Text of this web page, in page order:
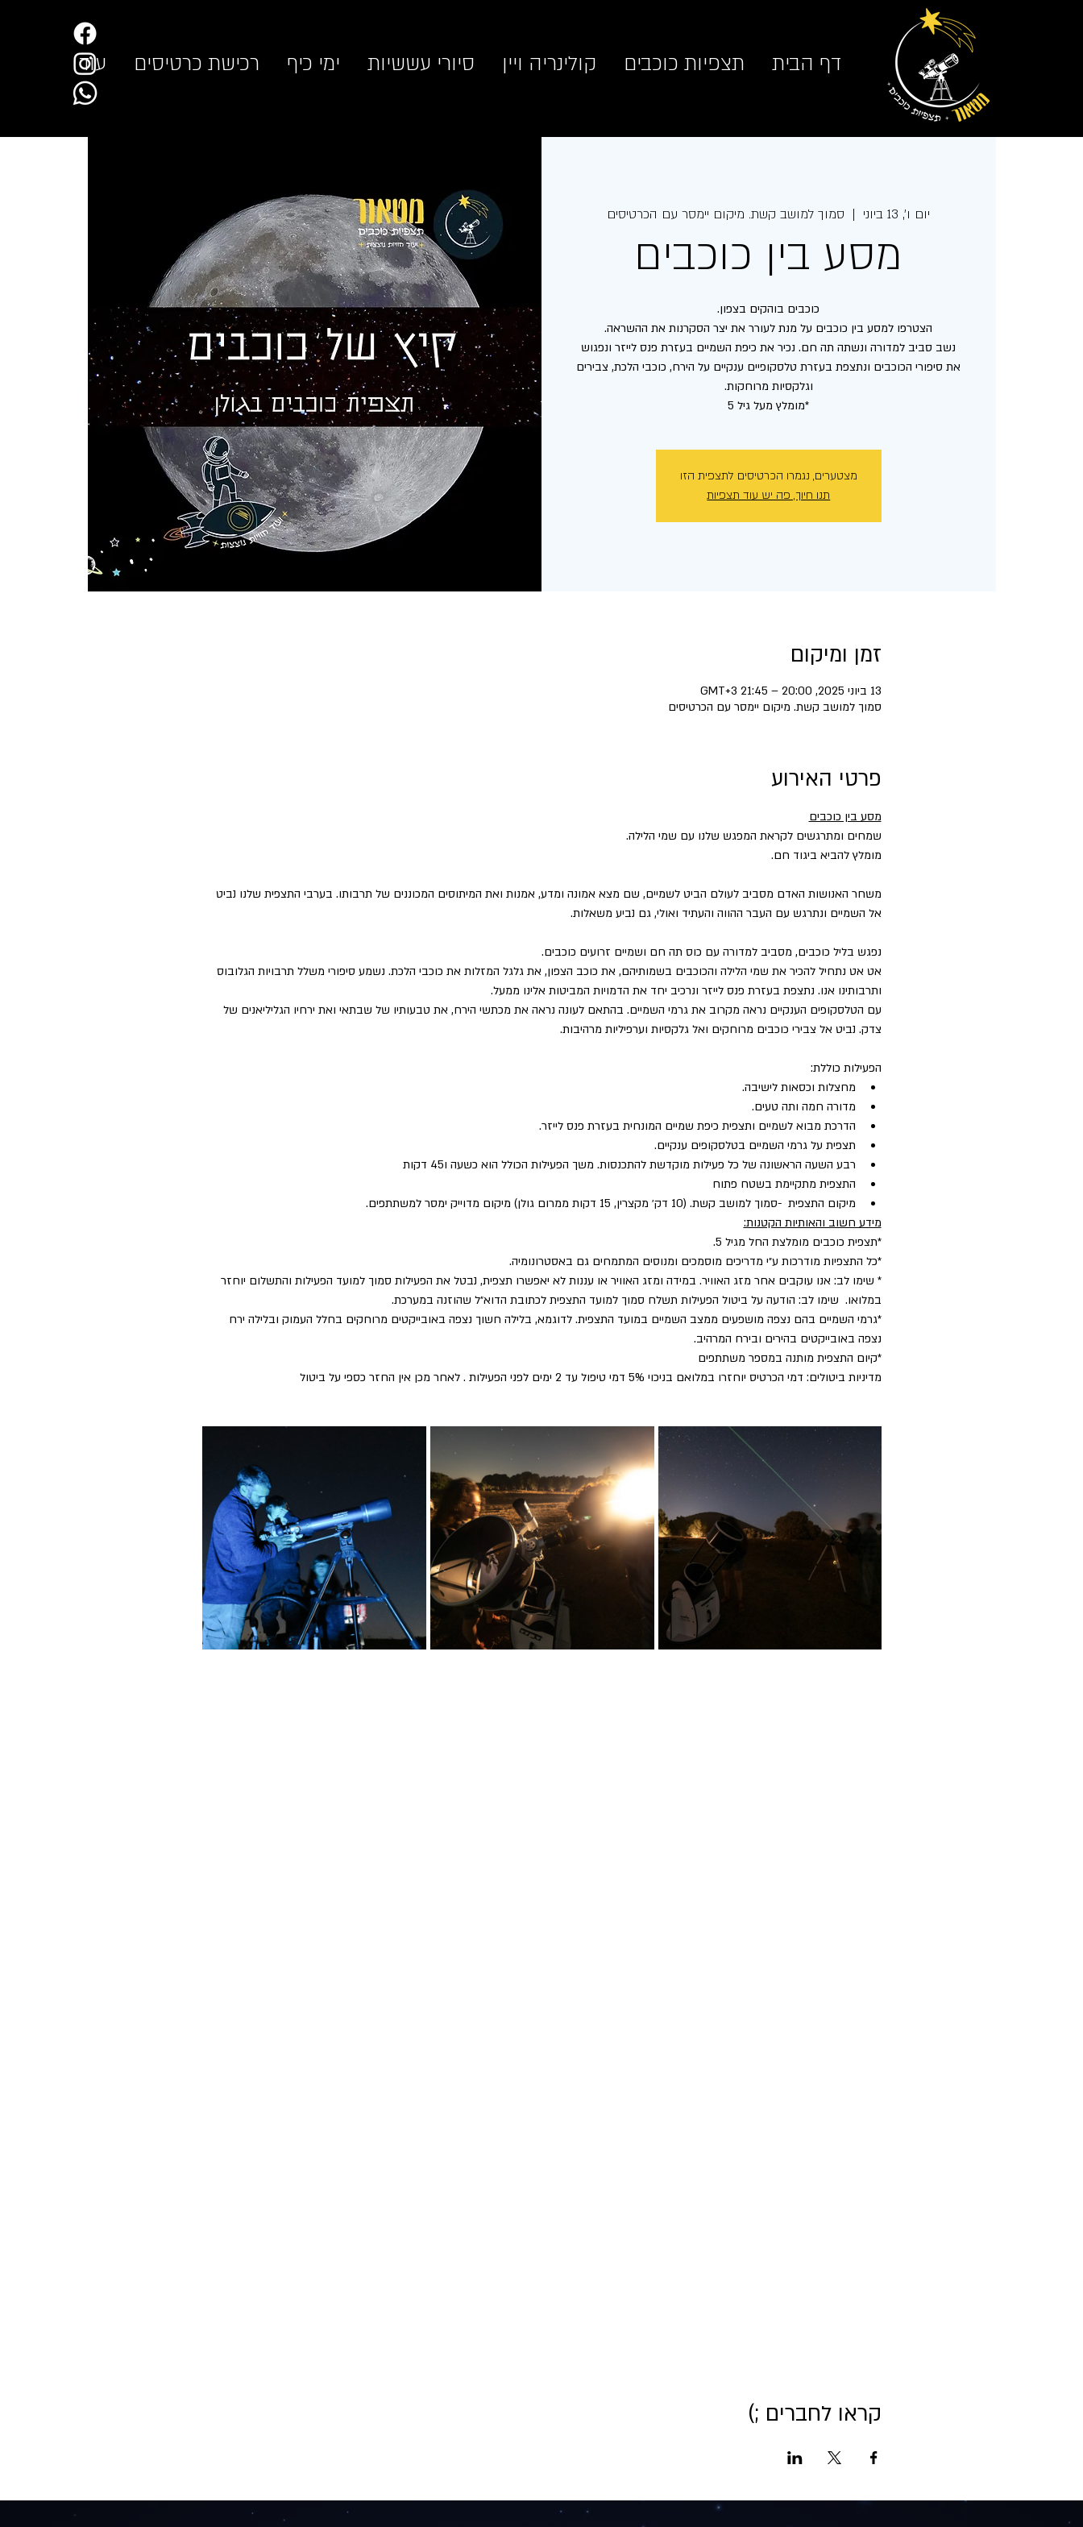
דף הבית תצפיות כוכבים קולינריה ויין סיורי עששיות ימי כיף רכישת כרטיסים עוד
יום ו׳, 13 ביוני
  |
סמוך למושב קשת. מיקום יימסר עם הכרטיסים
מסע בין כוכבים
כוכבים בוהקים בצפון.
הצטרפו למסע בין כוכבים על מנת לעורר את יצר הסקרנות את ההשראה.
נשב סביב למדורה ונשתה תה חם. נכיר את כיפת השמיים בעזרת פנס לייזר ונפגוש
את סיפורי הכוכבים ונתצפת בעזרת טלסקופיים ענקיים על הירח, כוכבי הלכת, צבירים
*מומלץ מעל גיל 5
מצטערים, נגמרו הכרטיסים לתצפית הזו
תנו חיוך, פה יש עוד תצפיות
זמן ומיקום
13 ביוני 2025, 20:00 – 21:45 GMT‎+3‎
סמוך למושב קשת. מיקום יימסר עם הכרטיסים
פרטי האירוע
מסע בין כוכבים
שמחים ומתרגשים לקראת המפגש שלנו עם שמי הלילה.
מומלץ להביא ביגוד חם.
משחר האנושות האדם מסביב לעולם הביט לשמיים, שם מצא אמונה ומדע, אמנות ואת המיתוסים המכוננים של תרבותו. בערבי התצפית שלנו נביט
אל השמיים ונתרגש עם העבר ההווה והעתיד ואולי, גם נביע משאלות.
נפגש בליל כוכבים, מסביב למדורה עם כוס תה חם ושמיים זרועים כוכבים.
אט אט נתחיל להכיר את שמי הלילה והכוכבים בשמותיהם, את כוכב הצפון, את גלגל המזלות את כוכבי הלכת. נשמע סיפורי משלל תרבויות הגלובוס
ותרבותינו אנו. נתצפת בעזרת פנס לייזר ונרכיב יחד את הדמויות המביטות אלינו ממעל.
עם הטלסקופים הענקיים נראה מקרוב את גרמי השמיים. בהתאם לעונה נראה את מכתשי הירח, את טבעותיו של שבתאי ואת ירחיו הגליליאנים של
צדק. נביט אל צבירי כוכבים מרוחקים ואל גלקסיות וערפיליות מרהיבות.
הפעילות כוללת:
מחצלות וכסאות לישיבה.
מדורה חמה ותה טעים.
הדרכת מבוא לשמיים ותצפית כיפת שמיים המונחית בעזרת פנס לייזר.
תצפית על גרמי השמיים בטלסקופים ענקיים.
רבע השעה הראשונה של כל פעילות מוקדשת להתכנסות. משך הפעילות הכולל הוא כשעה ו45 דקות
התצפית מתקיימת בשטח פתוח
מיקום התצפית  -סמוך למושב קשת. (10 דק׳ מקצרין, 15 דקות ממרום גולן) מיקום מדוייק ימסר למשתתפים.
מידע חשוב והאותיות הקטנות:
*תצפית כוכבים מומלצת החל מגיל 5.
*כל התצפיות מודרכות ע״י מדריכים מוסמכים ומנוסים המתמחים גם באסטרונומיה.
* שימו לב: אנו עוקבים אחר מזג האוויר. במידה ומזג האוויר או עננות לא יאפשרו תצפית, נבטל את הפעילות סמוך למועד הפעילות והתשלום יוחזר
במלואו.  שימו לב: הודעה על ביטול הפעילות תשלח סמוך למועד התצפית לכתובת הדוא״ל שהוזנה במערכת.
*גרמי השמיים בהם נצפה מושפעים ממצב השמיים במועד התצפית. לדוגמא, בלילה חשוך נצפה באובייקטים מרוחקים בחלל העמוק ובלילה ירח
נצפה באובייקטים בהירים ובירח המרהיב.
​*קיום התצפית מותנה במספר משתתפים
מדיניות ביטולים: דמי הכרטיס יוחזרו במלואם בניכוי 5% דמי טיפול עד 2 ימים לפני הפעילות . לאחר מכן אין החזר כספי על ביטול
קראו לחברים ;)